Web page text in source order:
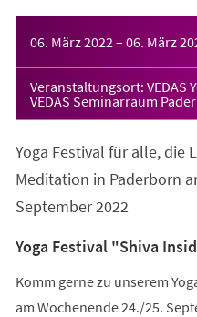
06. März 2022 – 06. März
Veranstaltungsort: VEDAS
VEDAS Seminarraum
Yoga Festival für alle, die
Meditation in Paderborn
September 2022
Yoga Festival "Shiva
Komm gerne zu unserem
am Wochenende 24./25.